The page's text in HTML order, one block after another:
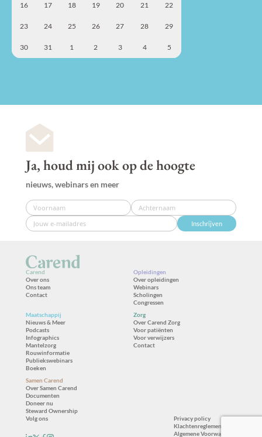
16 17 18 19 20 21 22
23 24 25 26 27 28 29
30 31 1 2 3 4 5
Ja, houd mij ook op de hoogte
nieuws, webinars en meer
Inschrijven
Carend
Over ons
Ons team
Contact
Opleidingen
Over opleidingen
Webinars
Scholingen
Congressen
Maatschappij
Nieuws & Meer
Podcasts
Infographics
Mantelzorg
Rouwinformatie
Publiekswebinars
Boeken
Zorg
Over Carend Zorg
Voor patiënten
Voor verwijzers
Contact
Samen Carend
Over Samen Carend
Documenten
Doneer nu
Steward Ownership
Volg ons
Privacy policy
Klachtenreglement
Algemene Voorwaarden